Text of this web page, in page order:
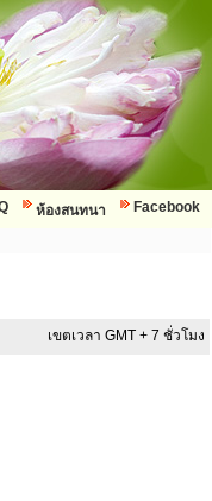
Facebook
ห้องสนทนา
เขตเวลา GMT + 7 ชั่วโมง